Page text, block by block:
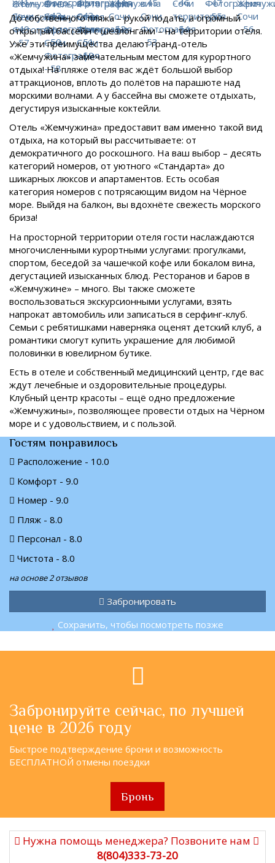
До собственного пляжа – рукой подать, а огромный
открытый бассейн с шезлонгами – на территории отеля.
Уже эти преимущества делают гранд-отель
«Жемчужина» замечательным местом для курортного
отдыха! На пляже отеля вас ждёт большой выбор
аттракционов, вплоть до полётов на парашюте над
морскими волнами. А у бассейна вы сможете отдыхать,
дегустируя изысканные коктейли.
Отель «Жемчужина» предоставит вам именно такой вид
отдыха, на который вы рассчитываете: от
демократичного до роскошного. На ваш выбор – десять
категорий номеров, от уютного «Стандарта» до
шикарных люксов и апартаментов. Есть особая
категория номеров с потрясающим видом на Чёрное
море. Выйдя на балкон, вы вдохнёте свежесть морского
бриза!
На просторной территории отеля гости наслаждаются
многочисленными курортными услугами: прогулками,
спортом, беседой за чашечкой кофе или бокалом вина,
дегустацией изысканных блюд. Ресторанов и баров в
«Жемчужине» – много. Вы также сможете
воспользоваться экскурсионными услугами, взять
напрокат автомобиль или записаться в серфинг-клуб.
Семьи с ребятишками наверняка оценят детский клуб, а
романтики смогут купить украшение для любимой
половинки в ювелирном бутике.
Есть в отеле и собственный медицинский центр, где вас
ждут лечебные и оздоровительные процедуры.
Клубный центр красоты – ещё одно предложение
«Жемчужины», позволяющее провести отдых на Чёрном
море и с удовольствием, и с пользой.
Гостям понравилось
Расположение - 10.0
Комфорт - 9.0
Номер - 9.0
Пляж - 8.0
Персонал - 8.0
Чистота - 8.0
на основе 2 отзывов
Забронировать
Сохранить, чтобы посмотреть позже
Забронируйте сейчас, по лучшей
цене в 2026 году
Быстрое подтверждение брони и возможность
БЕСПЛАТНОЙ отмены поездки
Бронь
Нужна помощь менеджера? Позвоните нам
8(804)333-73-20